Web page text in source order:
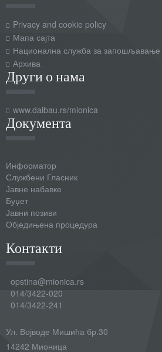
Privacy and cookie policy
Мапа сајта
Национална служба за запошљавање
Архива
Други о нама
www.daibau.rs/mionica
Документа
Информатор
Службени Гласник
Јавне набавке
Буџет
Јавни позиви
Обједињена процедура
Контакти
opstina@mionica.rs
014/3422-020
014/3422-241
Ул. Војводе Мишића бр.30
14242 Мионица